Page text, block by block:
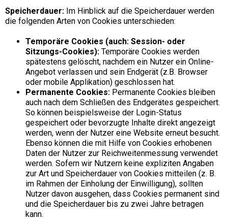
Speicherdauer: Im Hinblick auf die Speicherdauer werden
die folgenden Arten von Cookies unterschieden:
Temporäre Cookies (auch: Session- oder
Sitzungs-Cookies): Temporäre Cookies werden
spätestens gelöscht, nachdem ein Nutzer ein Online-
Angebot verlassen und sein Endgerät (z.B. Browser
oder mobile Applikation) geschlossen hat.
Permanente Cookies: Permanente Cookies bleiben
auch nach dem Schließen des Endgerätes gespeichert.
So können beispielsweise der Login-Status
gespeichert oder bevorzugte Inhalte direkt angezeigt
werden, wenn der Nutzer eine Website erneut besucht.
Ebenso können die mit Hilfe von Cookies erhobenen
Daten der Nutzer zur Reichweitenmessung verwendet
werden. Sofern wir Nutzern keine expliziten Angaben
zur Art und Speicherdauer von Cookies mitteilen (z. B.
im Rahmen der Einholung der Einwilligung), sollten
Nutzer davon ausgehen, dass Cookies permanent sind
und die Speicherdauer bis zu zwei Jahre betragen
kann.